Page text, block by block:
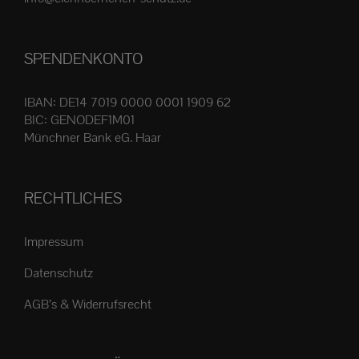
werden
SPENDENKONTO
IBAN: DE14 7019 0000 0001 1909 62
BIC: GENODEF1M01
Münchner Bank eG. Haar
RECHTLICHES
Impressum
Datenschutz
AGB’s & Widerrufsrecht